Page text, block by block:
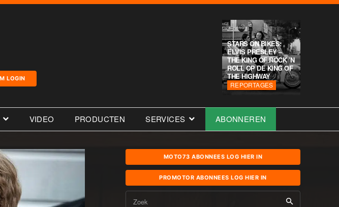
LOGIN
STARS ON BIKES:
ELVIS PRESLEY –
THE KING OF ROCK ’N
ROLL OP DE KING OF
THE HIGHWAY
REPORTAGES
VIDEO PRODUCTEN SERVICES ABONNEREN
MOTO73 ABONNEES LOG HIER IN
PROMOTOR ABONNEES LOG HIER IN
Zoek